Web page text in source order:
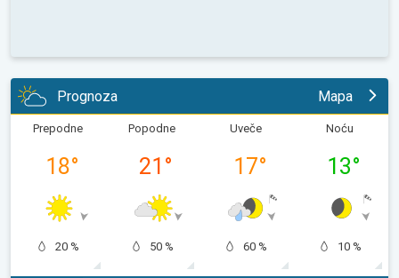
Prognoza Mapa
Prepodne
18°
20 %
Popodne
21 °
50 %
Uveče
17°
60 %
Noću
13°
10 %